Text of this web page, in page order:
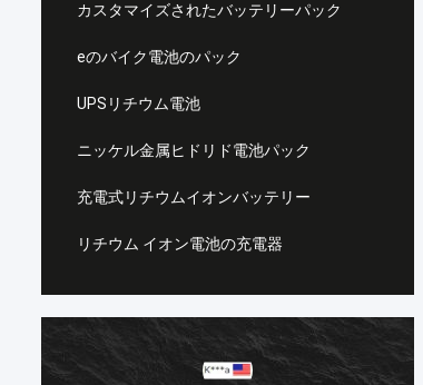
カスタマイズされたバッテリーパック
eのバイク電池のパック
UPSリチウム電池
ニッケル金属ヒドリド電池パック
充電式リチウムイオンバッテリー
リチウム イオン電池の充電器